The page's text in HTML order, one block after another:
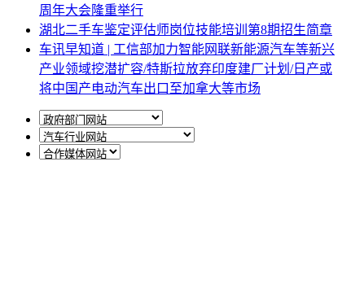
周年大会隆重举行
湖北二手车鉴定评估师岗位技能培训第8期招生简章
车讯早知道 | 工信部加力智能网联新能源汽车等新兴
产业领域挖潜扩容/特斯拉放弃印度建厂计划/日产或
将中国产电动汽车出口至加拿大等市场